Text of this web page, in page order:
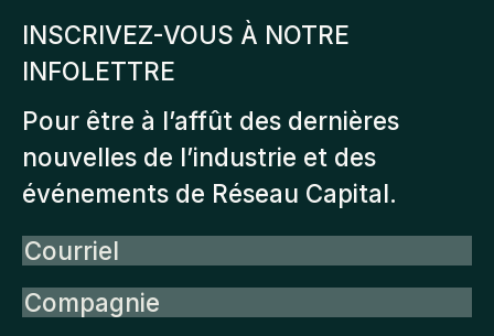
INSCRIVEZ-VOUS À NOTRE
INFOLETTRE
Pour être à l’affût des dernières
nouvelles de l’industrie et des
événements de Réseau Capital.
Courriel
Compagnie